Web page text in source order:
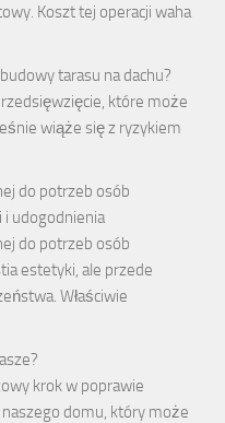
Koszt tej operacji waha
tarasu na dachu?
które może
wiąże się z ryzykiem
do potrzeb osób
i udogodnienia
do potrzeb osób
estetyki, ale przede
Właściwie
krok w poprawie
domu, który może